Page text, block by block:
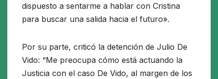
dispuesto a sentarme a hablar con Cristina
para buscar una salida hacia el futuro».
Por su parte, criticó la detención de Julio De
Vido: “Me preocupa cómo está actuando la
Justicia con el caso De Vido, al margen de los